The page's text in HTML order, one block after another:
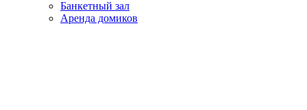
Банкетный зал
Аренда домиков